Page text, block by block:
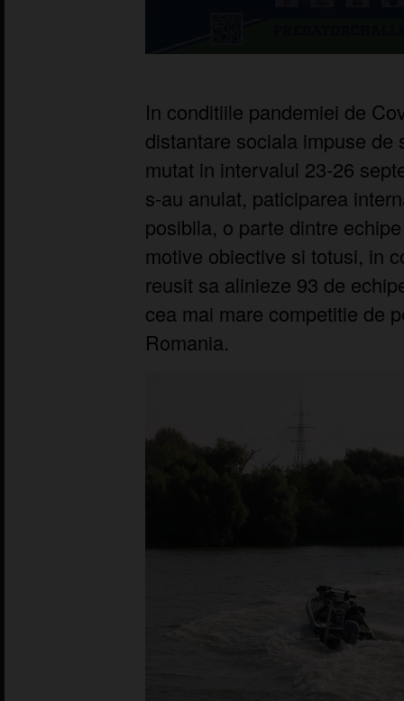
In conditiile pandemiei de
distantare sociala impuse de
mutat in intervalul 23-26
s-au anulat, paticiparea
posibila, o parte dintre
motive obiective si totusi, in
reusit sa alinieze 93 de
cea mai mare competitie de
Romania.